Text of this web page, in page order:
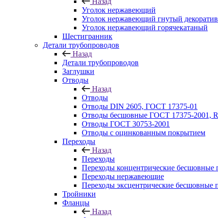
Уголок нержавеющий
Уголок нержавеющий гнутый
Уголок нержавеющий горячекатаный
Шестигранник
Детали трубопроводов
Назад
Детали трубопроводов
Заглушки
Отводы
Назад
Отводы
Отводы DIN 2605, ГОСТ 17375-01
Отводы бесшовные ГОСТ 17375-2001,
Отводы ГОСТ 30753-2001
Отводы с оцинкованным покрытием
Переходы
Назад
Переходы
Переходы концентрические бесшовные
Переходы нержавеющие
Переходы эксцентрические бесшовные
Тройники
Фланцы
Назад